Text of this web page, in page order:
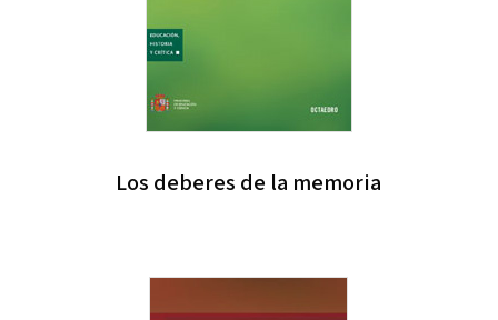
Los deberes de la memoria